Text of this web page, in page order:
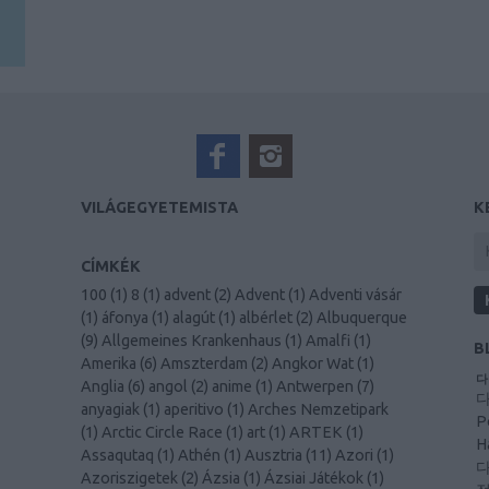
VILÁGEGYETEMISTA
CÍMKÉK
100 (1) 8 (1) advent (2) Advent (1) Adventi vásár
(1) áfonya (1) alagút (1) albérlet (2) Albuquerque
(9) Allgemeines Krankenhaus (1) Amalfi (1)
Amerika (6) Amszterdam (2) Angkor Wat (1)
Anglia (6) angol (2) anime (1) Antwerpen (7)
anyagiak (1) aperitivo (1) Arches Nemzetipark
(1) Arctic Circle Race (1) art (1) ARTEK (1)
Assaqutaq (1) Athén (1) Ausztria (11) Azori (1)
Azoriszigetek (2) Ázsia (1) Ázsiai Játékok (1)